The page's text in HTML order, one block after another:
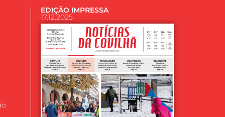
EDIÇÃO IMPRESSA
17.12.2025